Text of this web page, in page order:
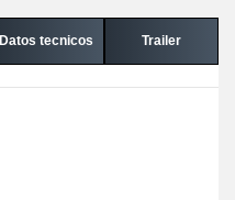
Datos tecnicos Trailer